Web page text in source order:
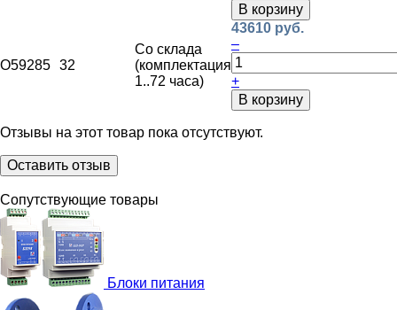
В корзину
O59285 32
Со склада
(комплектация
1..72 часа)
43610 руб.
–
+
В корзину
Отзывы на этот товар пока отсутствуют.
Оставить отзыв
Сопутствующие товары
Блоки питания